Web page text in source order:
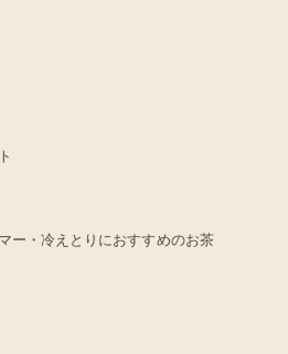
ー・冷えとりにおすすめのお茶